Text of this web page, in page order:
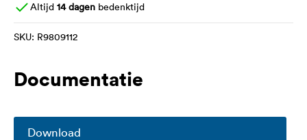
Altijd 14 dagen bedenktijd
SKU: R9809112
Documentatie
Download